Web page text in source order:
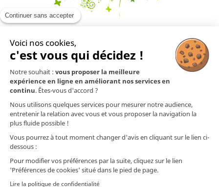
Continuer sans accepter
Voici nos cookies,
c'est vous qui décidez !
Notre souhait : vous proposer la meilleure
expérience en ligne en améliorant nos services en
continu. Êtes-vous d'accord ?
Nous utilisons quelques services pour mesurer notre audience,
entretenir la relation avec vous et vous proposer la navigation la
plus fluide possible !
Vous pourrez à tout moment changer d'avis en cliquant sur le lien ci-
dessous :
Pour modifier vos préférences par la suite, cliquez sur le lien
'Préférences de cookies' situé dans le pied de page.
Lire la politique de confidentialité
En savoir plus 
Mentions légales
Nos produits
Contact
Nos préparations ne sont pas des médicaments (selon l'article L.5111-1 du Code
de la Santé Publique). Les informations (techniques et commerciales) présentes
sur ce site ou dans nos documents ainsi que nos conseils prodigués quant à
l'utilisation de nos préparations ne dispensent nullement d'un diagnostic
médical ou vétérinaire. Les informations que nous communiquons quant aux